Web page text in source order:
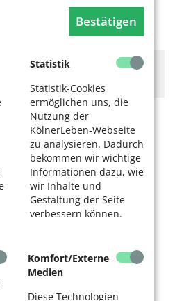
Bestätigen
Statistik
Statistik-Cookies
ermöglichen uns, die
Nutzung der
KölnerLeben-Webseite
zu analysieren. Dadurch
bekommen wir wichtige
Informationen dazu, wie
wir Inhalte und
Gestaltung der Seite
verbessern können.
Komfort/Externe
Medien
Diese Technologien
mit der wir uns